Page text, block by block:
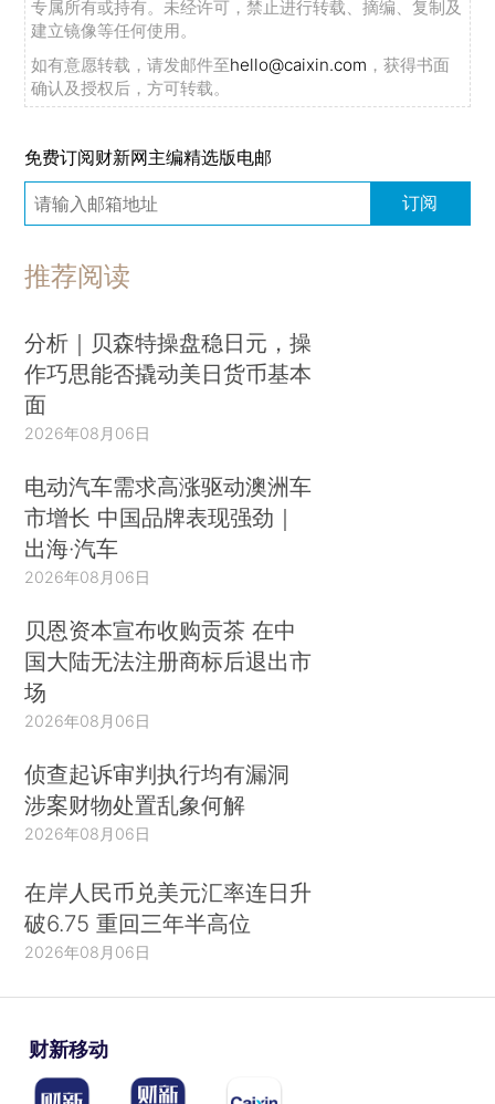
专属所有或持有。未经许可，禁止进行转载、摘编、复制及
建立镜像等任何使用。
如有意愿转载，请发邮件至hello@caixin.com ，获得书面
确认及授权后，方可转载。
免费订阅财新网主编精选版电邮
订阅
推荐阅读
分析｜贝森特操盘稳日元，操
作巧思能否撬动美日货币基本
面
2026年08月06日
电动汽车需求高涨驱动澳洲车
市增长 中国品牌表现强劲｜
出海·汽车
2026年08月06日
贝恩资本宣布收购贡茶 在中
国大陆无法注册商标后退出市
场
2026年08月06日
侦查起诉审判执行均有漏洞
涉案财物处置乱象何解
2026年08月06日
在岸人民币兑美元汇率连日升
破6.75 重回三年半高位
2026年08月06日
财新移动